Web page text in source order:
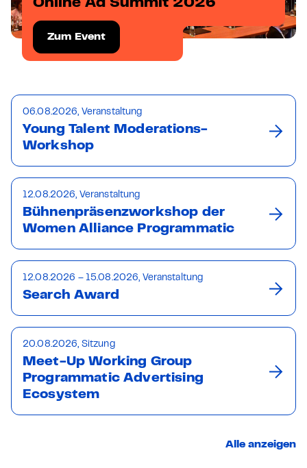
Online Ad Summit 2026
Zum Event
06.08.2026, Veranstaltung
Young Talent Moderations-
Workshop
12.08.2026, Veranstaltung
Bühnenpräsenzworkshop der
Women Alliance Programmatic
12.08.2026 – 15.08.2026, Veranstaltung
Search Award
20.08.2026, Sitzung
Meet-Up Working Group
Programmatic Advertising
Ecosystem
Alle anzeigen